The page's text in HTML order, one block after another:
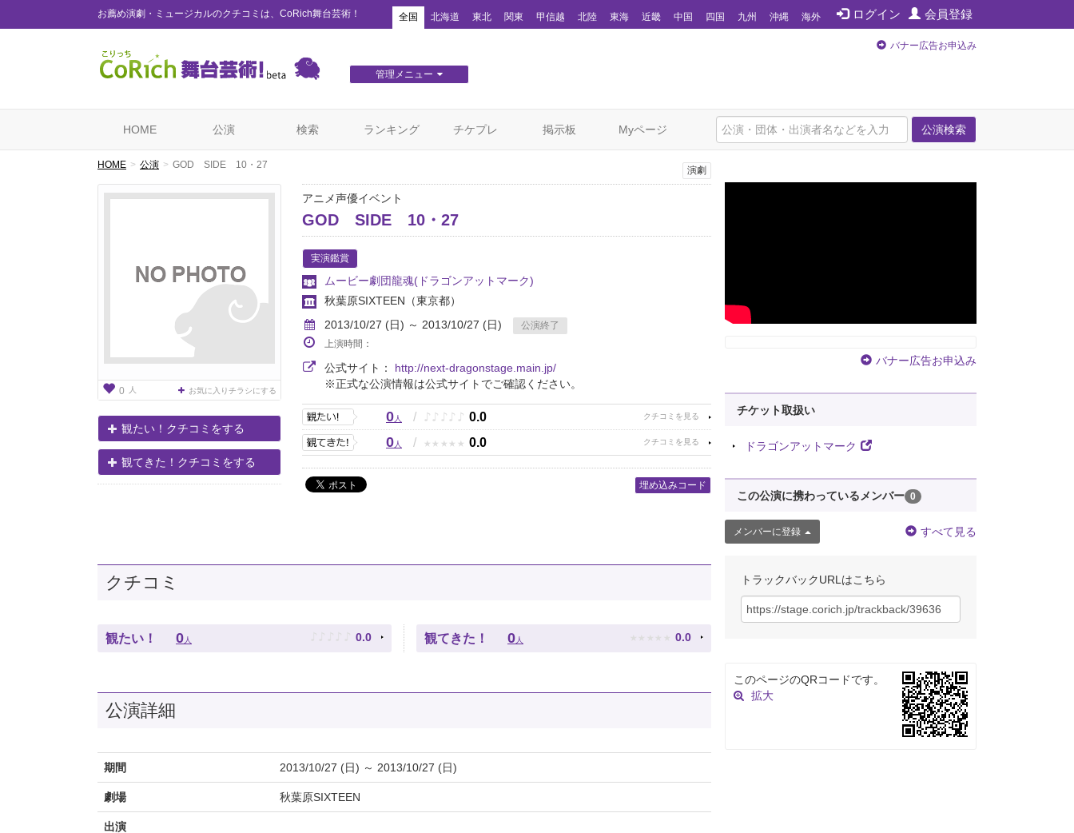
お薦め演劇・ミュージカルのクチコミは、CoRich舞台芸術！ ログイン 会員登録
全国 北海道 東北 関東 甲信越 北陸 東海 近畿 中国 四国 九州 沖縄 海外
管理メニュー
バナー広告お申込み
公演検索
HOME 公演 検索 ランキング チケプレ 掲示板 Myページ
HOME 公演 GOD SIDE 10・27
0 人 お気に入りチラシにする
観たい！クチコミをする
観てきた！クチコミをする
演劇
アニメ声優イベント
GOD SIDE 10・27
実演鑑賞
ムービー劇団龍魂(ドラゴンアットマーク)
秋葉原SIXTEEN （東京都）
2013/10/27 (日) ～ 2013/10/27 (日)
公演終了
上演時間：
公式サイト： http://next-dragonstage.main.jp/
※正式な公演情報は公式サイトでご確認ください。
0人 / ♪ ♪ ♪ ♪ ♪ 0.0
0人 / ★ ★ ★ ★ ★ 0.0
埋め込みコード
クチコミ
観たい！ 0 人 ♪ ♪ ♪ ♪ ♪ 0.0 観てきた！ 0 人 ★ ★ ★ ★ ★ 0.0
公演詳細
期間 2013/10/27 (日) ～ 2013/10/27 (日)
劇場 秋葉原SIXTEEN
出演
バナー広告お申込み
チケット取扱い
ドラゴンアットマーク
この公演に携わっているメンバー 0
メンバーに登録 すべて見る
トラックバックURLはこちら
このページのQRコードです。
拡大